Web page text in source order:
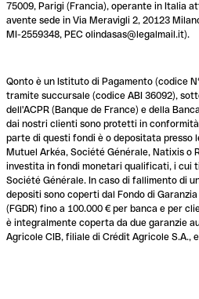
75009, Parigi (Francia), operante in Italia
avente sede in Via Meravigli 2, 20123
MI-2559348, PEC olindasas@legalmail.it).
Qonto è un Istituto di Pagamento (codice
tramite succursale (codice ABI 36092),
dell'ACPR (Banque de France) e della
dai nostri clienti sono protetti in
parte di questi fondi è o depositata presso
Mutuel Arkéa, Société Générale, Natixis o
investita in fondi monetari qualificati, i cui
Société Générale. In caso di fallimento di
depositi sono coperti dal Fondo di
(FGDR) fino a 100.000 € per banca e per
è integralmente coperta da due garanzie
Agricole CIB, filiale di Crédit Agricole S.A.,